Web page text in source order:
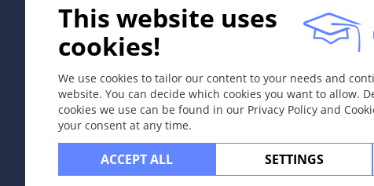
菌血症引起对细菌的强烈免疫反应即Reiter病。
依据免疫检查确定沙眼衣原体和早晨第一次尿作PCR检查。
鉴别诊断
This website uses
cookies!
We use cookies to tailor our content to your needs and
website. You can decide which cookies you want to allow.
cookies we use can be found in our Privacy Policy and
your consent at any time.
ACCEPT ALL SETTINGS